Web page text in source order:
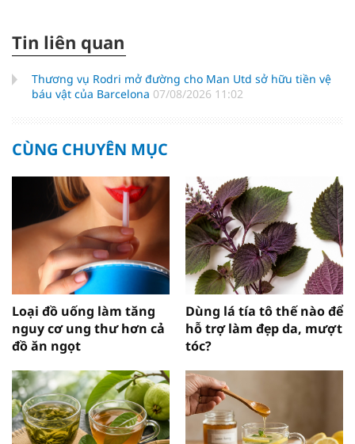
Tin liên quan
Thương vụ Rodri mở đường cho Man Utd sở hữu tiền vệ
báu vật của Barcelona 07/08/2026 11:02
CÙNG CHUYÊN MỤC
Loại đồ uống làm tăng
nguy cơ ung thư hơn cả
đồ ăn ngọt
Dùng lá tía tô thế nào để
hỗ trợ làm đẹp da, mượt
tóc?